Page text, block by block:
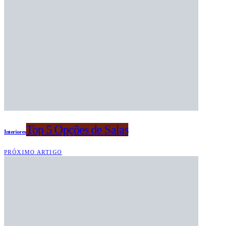
InterioresTop 5 Opções de Salas
PRÓXIMO ARTIGO